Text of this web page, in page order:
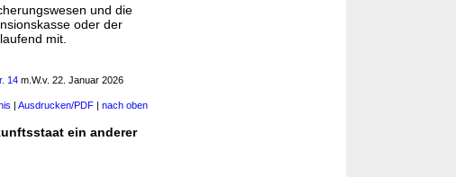
und die
oder der
mit.
14 m.W.v. 22. Januar 2026
| Ausdrucken/PDF | nach oben
ein anderer